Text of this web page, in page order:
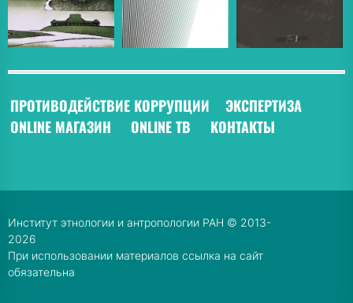
ПРОТИВОДЕЙСТВИЕ КОРРУПЦИИ ЭКСПЕРТИЗА
ONLINE МАГАЗИН
ONLINE ТВ КОНТАКТЫ
Институт этнологии и антропологии РАН © 2013-
2026
При использовании материалов ссылка на сайт
обязательна